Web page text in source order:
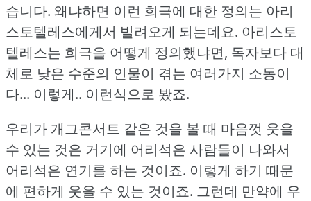
습니다. 왜냐하면 이런 희극에 대한 정의는 아리
스토텔레스에게서 빌려오게 되는데요. 아리스토
텔레스는 희극을 어떻게 정의했냐면, 독자보다 대
체로 낮은 수준의 인물이 겪는 여러가지 소동이
다... 이렇게.. 이런식으로 봤죠.
우리가 개그콘서트 같은 것을 볼 때 마음껏 웃을
수 있는 것은 거기에 어리석은 사람들이 나와서
어리석은 연기를 하는 것이죠. 이렇게 하기 때문
에 편하게 웃을 수 있는 것이죠. 그런데 만약에 우